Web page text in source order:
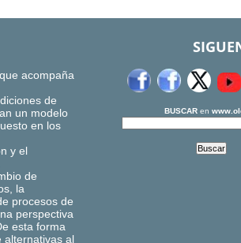
acompaña
de
un modelo
en los
y el
de
la
procesos de
perspectiva
esta forma
alternativas al
BUSCARen